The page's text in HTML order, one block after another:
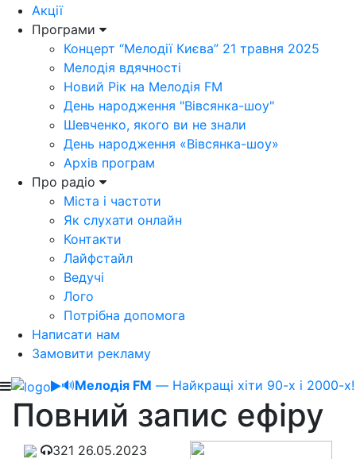
Акції
Програми
Концерт “Мелодії Києва” 21 травня 2025
Мелодія вдячності
Новий Рік на Мелодія FM
День народження "Вівсянка-шоу"
Шевченко, якого ви не знали
День народження «Вівсянка-шоу»
Архів програм
Про радіо
Міста і частоти
Як слухати онлайн
Контакти
Лайфстайл
Ведучі
Лого
Потрібна допомога
Написати нам
Замовити рекламу
🔊Мелодія FM — Найкращі хіти 90-х і 2000-х!
Повний запис ефіру
321 26.05.2023